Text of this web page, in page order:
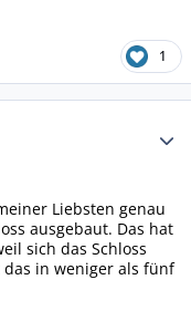
1
Liebsten genau
ausgebaut. Das hat
sich das Schloss
in weniger als fünf